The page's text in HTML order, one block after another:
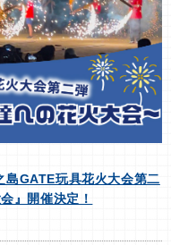
島GATE玩具花火大会第二
』開催決定！